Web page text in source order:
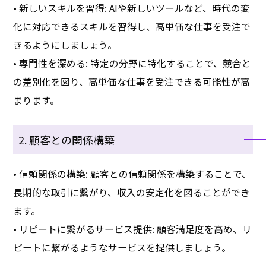
• 新しいスキルを習得: AIや新しいツールなど、時代の変
化に対応できるスキルを習得し、高単価な仕事を受注で
きるようにしましょう。
• 専門性を深める: 特定の分野に特化することで、競合と
の差別化を図り、高単価な仕事を受注できる可能性が高
まります。
2. 顧客との関係構築
• 信頼関係の構築: 顧客との信頼関係を構築することで、
長期的な取引に繋がり、収入の安定化を図ることができ
ます。
• リピートに繋がるサービス提供: 顧客満足度を高め、リ
ピートに繋がるようなサービスを提供しましょう。